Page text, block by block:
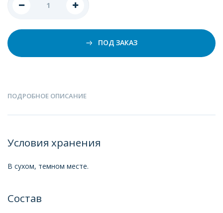
ПОД ЗАКАЗ
ПОДРОБНОЕ ОПИСАНИЕ
Условия хранения
В сухом, темном месте.
Состав